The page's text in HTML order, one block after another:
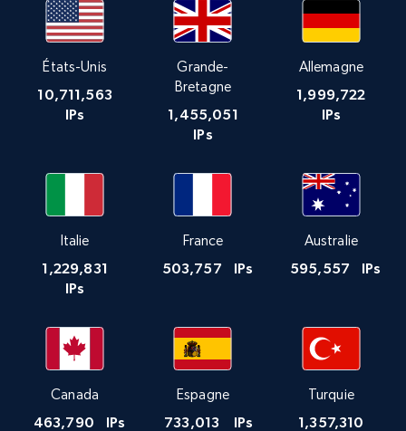
États-Unis
10,711,563
IPs
Grande-
Bretagne
1,455,051
IPs
Allemagne
1,999,722
IPs
Italie
1,229,831
IPs
France
503,757 IPs
Australie
595,557 IPs
Canada
463,790 IPs
Espagne
733,013 IPs
Turquie
1,357,310